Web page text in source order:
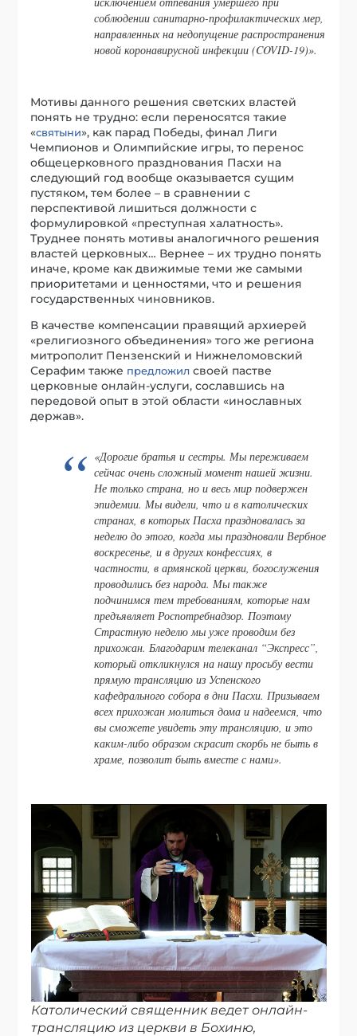
соблюдении санитарно-профилактических мер,
направленных на недопущение распространения
новой коронавирусной инфекции (COVID-19)».
Мотивы данного решения светских властей
понять не трудно: если переносятся такие
«святыни», как парад Победы, финал Лиги
Чемпионов и Олимпийские игры, то перенос
общецерковного празднования Пасхи на
следующий год вообще оказывается сущим
пустяком, тем более – в сравнении с
перспективой лишиться должности с
формулировкой «преступная халатность».
Труднее понять мотивы аналогичного решения
властей церковных… Вернее – их трудно понять
иначе, кроме как движимые теми же самыми
приоритетами и ценностями, что и решения
государственных чиновников.
В качестве компенсации правящий архиерей
«религиозного объединения» того же региона
митрополит Пензенский и Нижнеломовский
Серафим также предложил своей пастве
церковные онлайн-услуги, сославшись на
передовой опыт в этой области «инославных
держав».
«Дорогие братья и сестры. Мы переживаем
сейчас очень сложный момент нашей жизни.
Не только страна, но и весь мир подвержен
эпидемии. Мы видели, что и в католических
странах, в которых Пасха праздновалась за
неделю до этого, когда мы праздновали Вербное
воскресенье, и в других конфессиях, в
частности, в армянской церкви, богослужения
проводились без народа. Мы также
подчинимся тем требованиям, которые нам
предъявляет Роспотребнадзор. Поэтому
Страстную неделю мы уже проводим без
прихожан. Благодарим телеканал “Экспресс”,
который откликнулся на нашу просьбу вести
прямую трансляцию из Успенского
кафедрального собора в дни Пасхи. Призываем
всех прихожан молиться дома и надеемся, что
вы сможете увидеть эту трансляцию, и это
каким-либо образом скрасит скорбь не быть в
храме, позволит быть вместе с нами».
Католический священник ведет онлайн-
трансляцию из церкви в Бохиню,